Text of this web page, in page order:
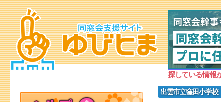
探している情報
出雲市立窪田小学校